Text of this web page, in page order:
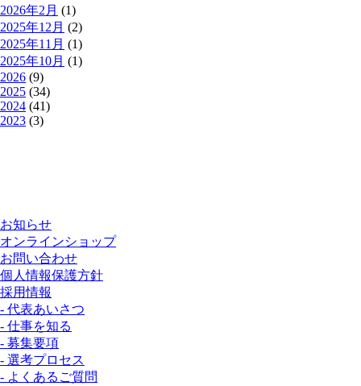
2026年2月 (1)
2025年12月 (2)
2025年11月 (1)
2025年10月 (1)
2026 (9)
2025 (34)
2024 (41)
2023 (3)
お知らせ
オンラインショップ
お問い合わせ
個人情報保護方針
採用情報
- 代表あいさつ
- 仕事を知る
- 募集要項
- 選考プロセス
- よくあるご質問